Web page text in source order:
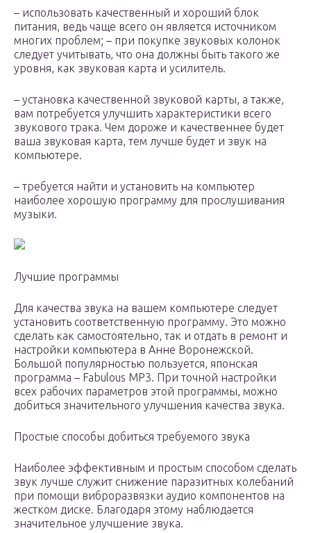
– использовать качественный и хороший блок
питания, ведь чаще всего он является источником
многих проблем; – при покупке звуковых колонок
следует учитывать, что она должны быть такого же
уровня, как звуковая карта и усилитель.
– установка качественной звуковой карты, а также,
вам потребуется улучшить характеристики всего
звукового трака. Чем дороже и качественнее будет
ваша звуковая карта, тем лучше будет и звук на
компьютере.
– требуется найти и установить на компьютер
наиболее хорошую программу для прослушивания
музыки.
Лучшие программы
Для качества звука на вашем компьютере следует
установить соответственную программу. Это можно
сделать как самостоятельно, так и отдать в ремонт и
настройки компьютера в Анне Воронежской.
Большой популярностью пользуется, японская
программа – Fabulous MP3. При точной настройки
всех рабочих параметров этой программы, можно
добиться значительного улучшения качества звука.
Простые способы добиться требуемого звука
Наиболее эффективным и простым способом сделать
звук лучше служит снижение паразитных колебаний
при помощи виброразвязки аудио компонентов на
жестком диске. Благодаря этому наблюдается
значительное улучшение звука.